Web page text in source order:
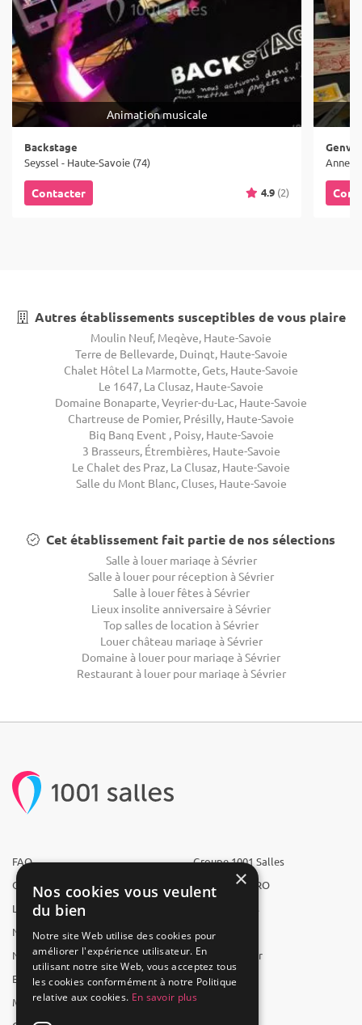
Animation musicale
Backstage
Seyssel - Haute-Savoie (74)
Contacter 4.9 (2)
Autres établissements susceptibles de vous plaire
Moulin Neuf, Megève, Haute-Savoie
Terre de Bellevarde, Duingt, Haute-Savoie
Chalet Hôtel La Marmotte, Gets, Haute-Savoie
Le 1647, La Clusaz, Haute-Savoie
Domaine Bonaparte, Veyrier-du-Lac, Haute-Savoie
Chartreuse de Pomier, Présilly, Haute-Savoie
Big Bang Event , Poisy, Haute-Savoie
3 Brasseurs, Étrembières, Haute-Savoie
Le Chalet des Praz, La Clusaz, Haute-Savoie
Salle du Mont Blanc, Cluses, Haute-Savoie
Cet établissement fait partie de nos sélections
Salle à louer mariage à Sévrier
Salle à louer pour réception à Sévrier
Salle à louer fêtes à Sévrier
Lieux insolite anniversaire à Sévrier
Top salles de location à Sévrier
Louer château mariage à Sévrier
Domaine à louer pour mariage à Sévrier
Restaurant à louer pour mariage à Sévrier
FAQ
Qui sommes-nous ?
L'équipe
Nous recrutons
Nos partenaires
Espace presse
Mentions légales
Groupe 1001 Salles
1001 Salles PRO
1001 Traiteurs
1001 Artistes
Reserverunbar
MP2
×
Nos cookies vous veulent
du bien
Notre site Web utilise des cookies pour
améliorer l'expérience utilisateur. En
utilisant notre site Web, vous acceptez tous
les cookies conformément à notre Politique
relative aux cookies. En savoir plus